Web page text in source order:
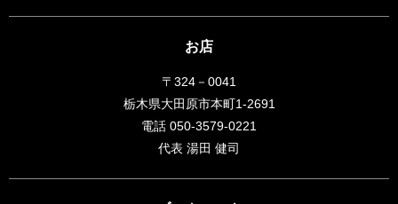
お店
〒324－0041
栃木県大田原市本町1-2691
電話 050-3579-0221
代表 湯田 健司